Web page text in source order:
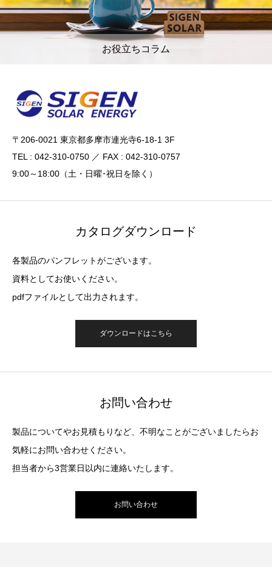
お役立ちコラム
〒206-0021 東京都多摩市連光寺6-18-1 3F
TEL : 042-310-0750 ／ FAX : 042-310-0757
9:00～18:00（土・日曜･祝日を除く）
カタログダウンロード
各製品のパンフレットがございます。
資料としてお使いください。
pdfファイルとして出力されます。
ダウンロードはこちら
お問い合わせ
製品についてやお見積もりなど、不明なことがございましたらお
気軽にお問い合わせください。
担当者から3営業日以内に連絡いたします。
お問い合わせ